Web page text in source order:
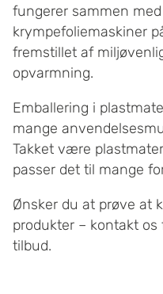
fungerer sammen
krympefoliemaskiner
fremstillet af
opvarmning.
Emballering i
mange
Takket være
passer det til mange
Ønsker du at prøve at
produkter – kontakt
tilbud.